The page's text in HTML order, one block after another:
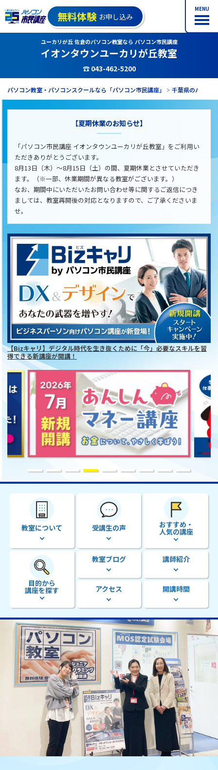
MENU
無料体験 お申し込み
ユーカリが丘 佐倉のパソコン教室なら パソコン市民講座
イオンタウンユーカリが丘教室
☎ 043-462-5200
パソコン教室・パソコンスクールなら「パソコン市民講座」 千葉県のパソコ
【夏期休業のお知らせ】
「パソコン市民講座 イオンタウンユーカリが丘教室」をご利用い
ただきありがとうございます。
8月13日（木）～8月15日（土）の間、夏期休業とさせていただき
ます。（※一部、休業期間が異なる教室がございます。）
なお、期間中にいただいたお問い合わせ等に関するご返信につき
ましては、教室再開後の対応となりますので、ご了承くださいま
せ。
【Bizキャリ】デジタル時代を生き抜くために「今」必要なスキルを習
得できる新講座が開講！
教室について 受講生の声 おすすめ・
人気の講座
目的から
講座を探す
教室ブログ 講師紹介
アクセス 開講時間